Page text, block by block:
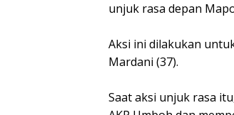
unjuk rasa depan
‎Aksi ini dilakukan
Mardani (37).
‎Saat aksi unjuk rasa